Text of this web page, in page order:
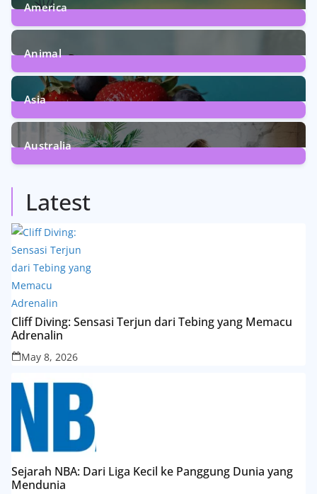
America
5Posts
Animal
13Posts
Asia
5Posts
Australia
Latest
Cliff Diving: Sensasi Terjun dari Tebing yang Memacu
Adrenalin
May 8, 2026
Sejarah NBA: Dari Liga Kecil ke Panggung Dunia yang
Mendunia